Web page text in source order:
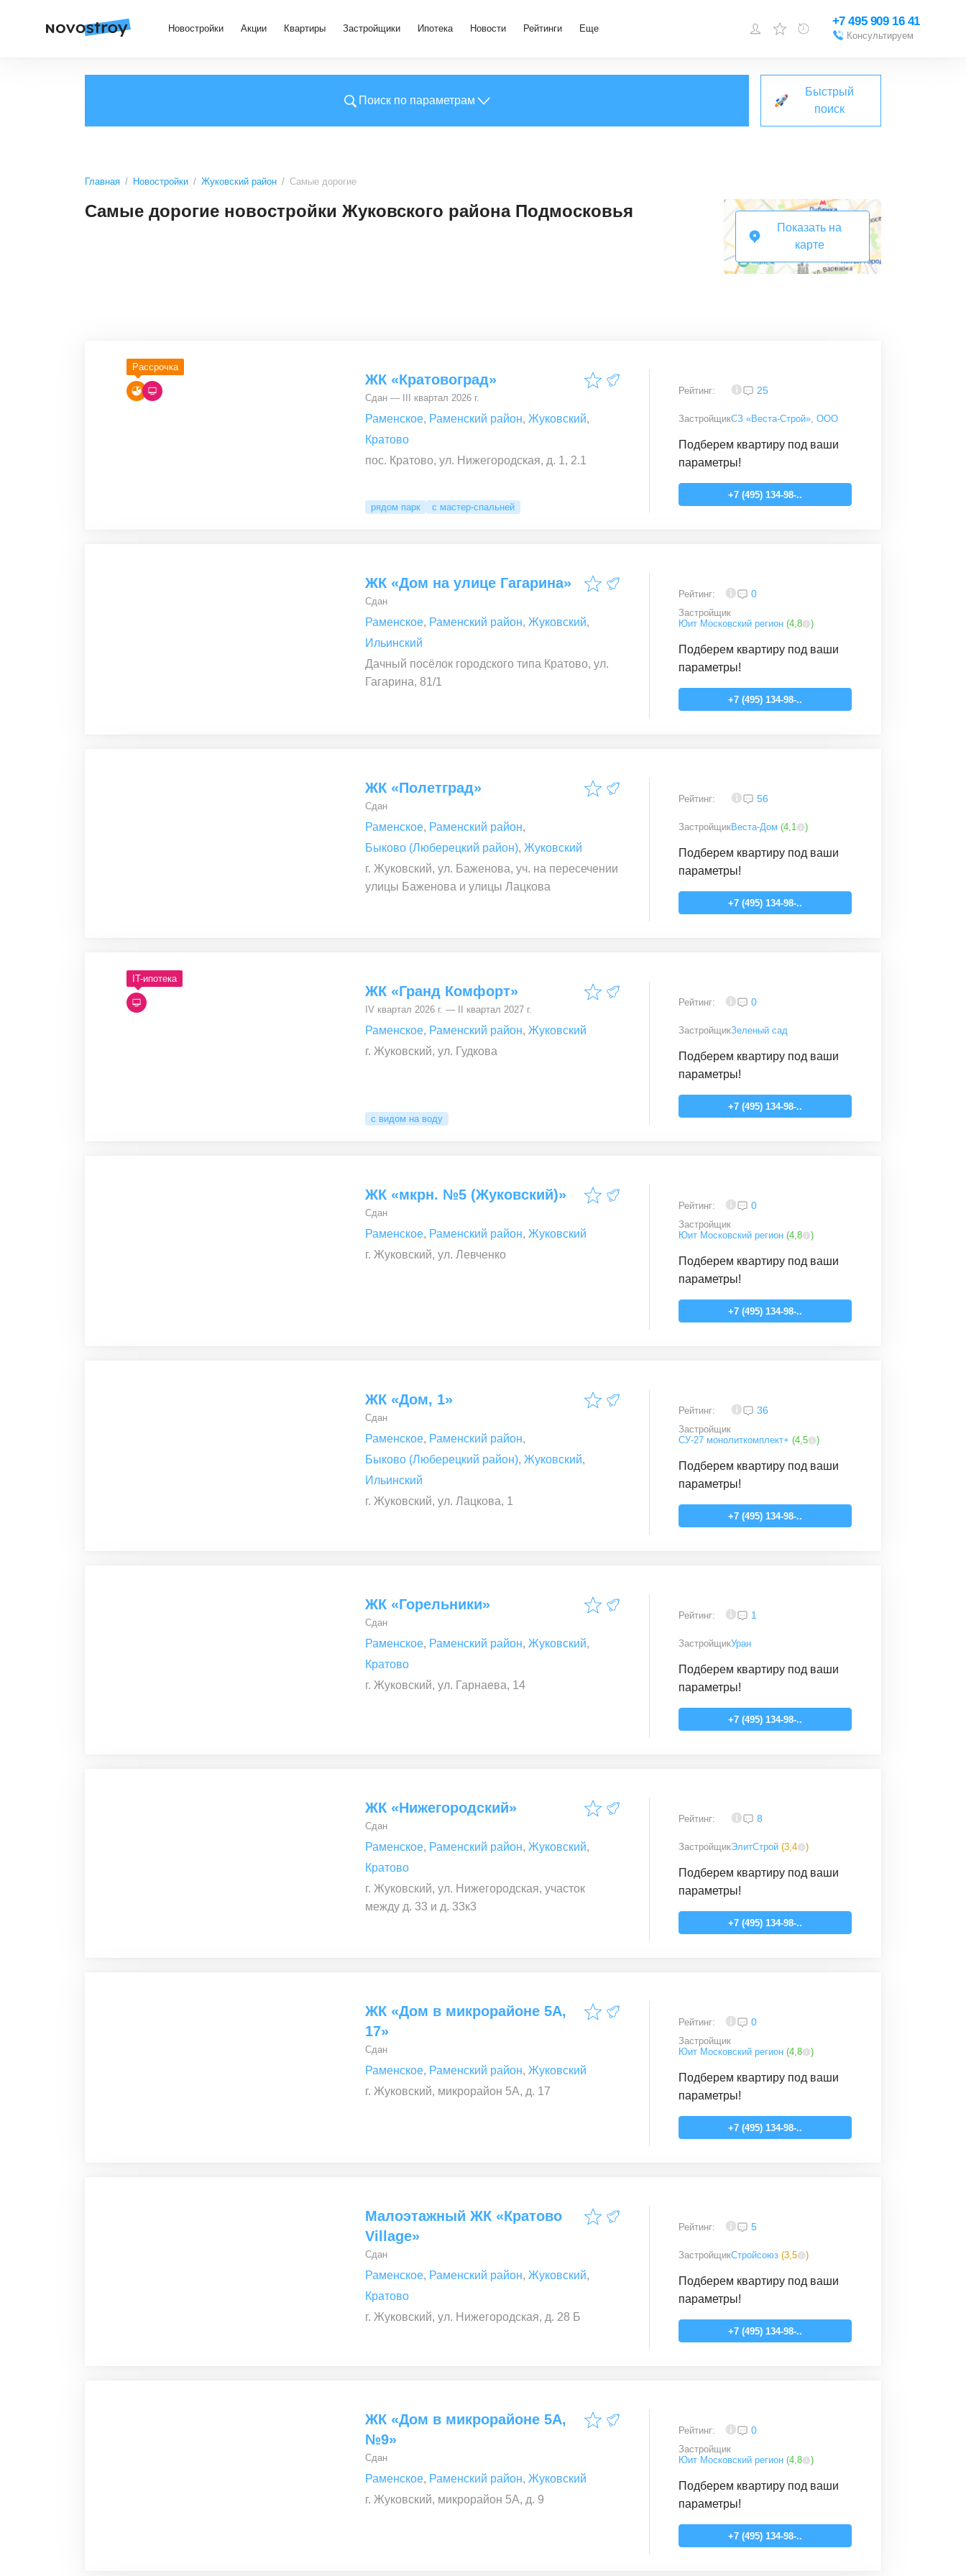
Новостройки Акции Квартиры Застройщики Ипотека Новости Рейтинги Еще
зарегистрироваться
Добавить объект
+7 495 909 16 41
Консультируем
Поиск по параметрам
Быстрый
поиск
Главная Новостройки Жуковский район Самые дорогие
Самые дорогие новостройки Жуковского района Подмосковья
Показать на
карте
Рассрочка
ЖК «Кратовоград»
Сдан — III квартал 2026 г.
Раменское, Раменский район, Жуковский,
Кратово
пос. Кратово, ул. Нижегородская, д. 1, 2.1
рядом парк с мастер-спальней
Рейтинг: 25
ЗастройщикСЗ «Веста-Строй», ООО
Подберем квартиру под ваши
параметры!
+7 (495) 134-98-..
ЖК «Дом на улице Гагарина»
Сдан
Раменское, Раменский район, Жуковский,
Ильинский
Дачный посёлок городского типа Кратово, ул.
Гагарина, 81/1
Рейтинг: 0
Застройщик
Юит Московский регион (4,8 )
Подберем квартиру под ваши
параметры!
+7 (495) 134-98-..
ЖК «Полетград»
Сдан
Раменское, Раменский район,
Быково (Люберецкий район), Жуковский
г. Жуковский, ул. Баженова, уч. на пересечении
улицы Баженова и улицы Лацкова
Рейтинг: 56
ЗастройщикВеста-Дом (4,1 )
Подберем квартиру под ваши
параметры!
+7 (495) 134-98-..
IT-ипотека
ЖК «Гранд Комфорт»
IV квартал 2026 г. — II квартал 2027 г.
Раменское, Раменский район, Жуковский
г. Жуковский, ул. Гудкова
с видом на воду
Рейтинг: 0
ЗастройщикЗеленый сад
Подберем квартиру под ваши
параметры!
+7 (495) 134-98-..
ЖК «мкрн. №5 (Жуковский)»
Сдан
Раменское, Раменский район, Жуковский
г. Жуковский, ул. Левченко
Рейтинг: 0
Застройщик
Юит Московский регион (4,8 )
Подберем квартиру под ваши
параметры!
+7 (495) 134-98-..
ЖК «Дом, 1»
Сдан
Раменское, Раменский район,
Быково (Люберецкий район), Жуковский,
Ильинский
г. Жуковский, ул. Лацкова, 1
Рейтинг: 36
Застройщик
СУ-27 монолиткомплект+ (4,5 )
Подберем квартиру под ваши
параметры!
+7 (495) 134-98-..
ЖК «Горельники»
Сдан
Раменское, Раменский район, Жуковский,
Кратово
г. Жуковский, ул. Гарнаева, 14
Рейтинг: 1
ЗастройщикУран
Подберем квартиру под ваши
параметры!
+7 (495) 134-98-..
ЖК «Нижегородский»
Сдан
Раменское, Раменский район, Жуковский,
Кратово
г. Жуковский, ул. Нижегородская, участок
между д. 33 и д. 33к3
Рейтинг: 8
ЗастройщикЭлитСтрой (3,4 )
Подберем квартиру под ваши
параметры!
+7 (495) 134-98-..
ЖК «Дом в микрорайоне 5А,
17»
Сдан
Раменское, Раменский район, Жуковский
г. Жуковский, микрорайон 5А, д. 17
Рейтинг: 0
Застройщик
Юит Московский регион (4,8 )
Подберем квартиру под ваши
параметры!
+7 (495) 134-98-..
Малоэтажный ЖК «Кратово
Village»
Сдан
Раменское, Раменский район, Жуковский,
Кратово
г. Жуковский, ул. Нижегородская, д. 28 Б
Рейтинг: 5
ЗастройщикСтройсоюз (3,5 )
Подберем квартиру под ваши
параметры!
+7 (495) 134-98-..
ЖК «Дом в микрорайоне 5А,
№9»
Сдан
Раменское, Раменский район, Жуковский
г. Жуковский, микрорайон 5А, д. 9
Рейтинг: 0
Застройщик
Юит Московский регион (4,8 )
Подберем квартиру под ваши
параметры!
+7 (495) 134-98-..